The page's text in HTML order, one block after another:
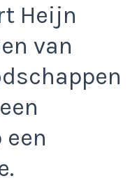
Heijn
van